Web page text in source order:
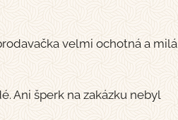
velmi ochotná a milá
Ani šperk na zakázku nebyl